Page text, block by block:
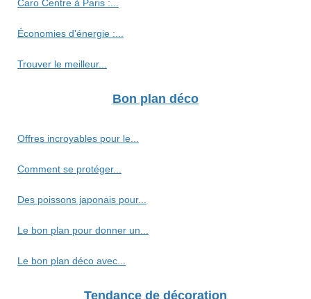
Caro Centre à Paris :...
Économies d'énergie :...
Trouver le meilleur...
Bon plan déco
Offres incroyables pour le...
Comment se protéger...
Des poissons japonais pour...
Le bon plan pour donner un...
Le bon plan déco avec...
Tendance de décoration